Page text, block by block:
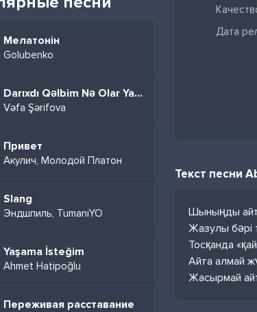
Мелатонін
Golubenko
Darıxdı Qəlbim Nə Olar Yaz Mənə
Vəfa Şərifova
Привет
Акулич, Молодой Платон
Slang
Эндшпиль, TumaniYO
Yaşama İsteğim
Ahmet Hatipoğlu
Переживая расставание
Дата
Текст песни
Шыныңды
Жазулы бәрі
Тосқанда
Айта алмай
Жасырмай